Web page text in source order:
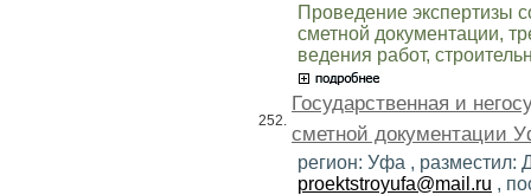
Проведение экспертизы
сметной документации,
ведения работ,
252.
Государственная и
сметной документации
регион: Уфа , разместил:
proektstroyufa@mail.ru ,